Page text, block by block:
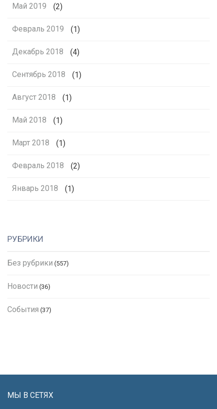
Май 2019 (2)
Февраль 2019 (1)
Декабрь 2018 (4)
Сентябрь 2018 (1)
Август 2018 (1)
Май 2018 (1)
Март 2018 (1)
Февраль 2018 (2)
Январь 2018 (1)
РУБРИКИ
Без рубрики (557)
Новости (36)
События (37)
МЫ В СЕТЯХ